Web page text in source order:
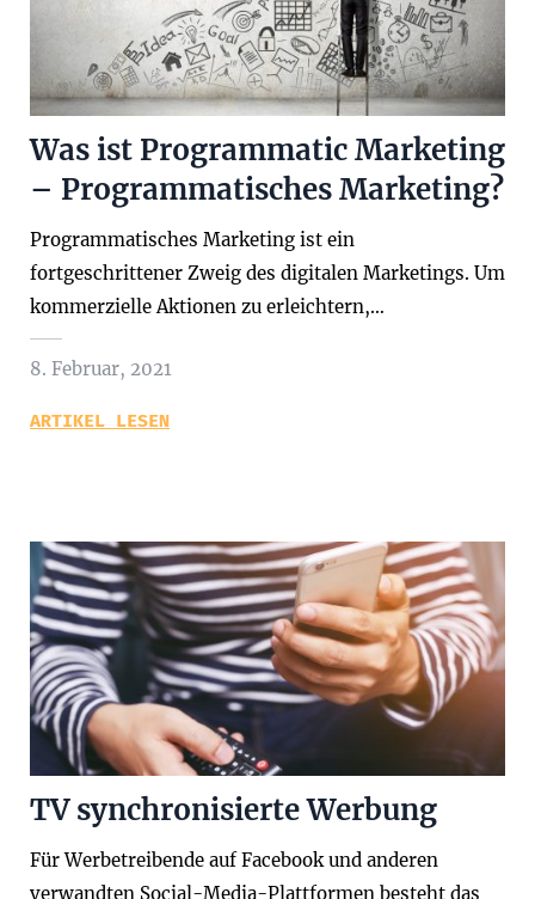
Was ist Programmatic Marketing
– Programmatisches Marketing?
Programmatisches Marketing ist ein
fortgeschrittener Zweig des digitalen Marketings. Um
kommerzielle Aktionen zu erleichtern,…
8. Februar, 2021
ARTIKEL LESEN
TV synchronisierte Werbung
Für Werbetreibende auf Facebook und anderen
verwandten Social-Media-Plattformen besteht das